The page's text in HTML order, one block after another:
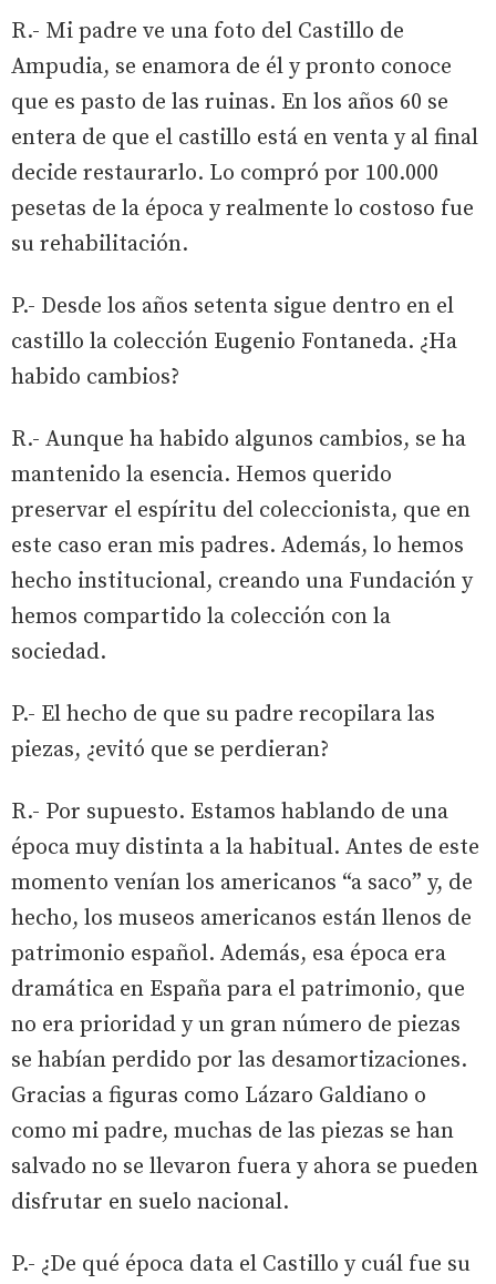
R.- Mi padre ve una foto del Castillo de
Ampudia, se enamora de él y pronto conoce
que es pasto de las ruinas. En los años 60 se
entera de que el castillo está en venta y al final
decide restaurarlo. Lo compró por 100.000
pesetas de la época y realmente lo costoso fue
su rehabilitación.
P.- Desde los años setenta sigue dentro en el
castillo la colección Eugenio Fontaneda. ¿Ha
habido cambios?
R.- Aunque ha habido algunos cambios, se ha
mantenido la esencia. Hemos querido
preservar el espíritu del coleccionista, que en
este caso eran mis padres. Además, lo hemos
hecho institucional, creando una Fundación y
hemos compartido la colección con la
sociedad.
P.- El hecho de que su padre recopilara las
piezas, ¿evitó que se perdieran?
R.- Por supuesto. Estamos hablando de una
época muy distinta a la habitual. Antes de este
momento venían los americanos “a saco” y, de
hecho, los museos americanos están llenos de
patrimonio español. Además, esa época era
dramática en España para el patrimonio, que
no era prioridad y un gran número de piezas
se habían perdido por las desamortizaciones.
Gracias a figuras como Lázaro Galdiano o
como mi padre, muchas de las piezas se han
salvado no se llevaron fuera y ahora se pueden
disfrutar en suelo nacional.
P.- ¿De qué época data el Castillo y cuál fue su